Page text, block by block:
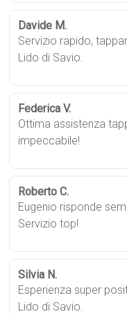
Davide M.
Servizio rapido,
Lido di Savio.
Federica V.
Ottima assistenza
impeccabile!
Roberto C.
Eugenio risponde
Servizio top!
Silvia N.
Esperienza super
Lido di Savio.